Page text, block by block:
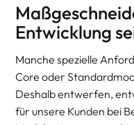
Entwicklung
Manche spezielle
Core oder
Deshalb entwerfen,
für unsere Kunden bei